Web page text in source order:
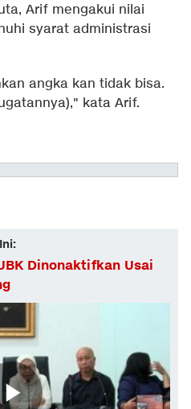
Arif mengakui nilai
syarat administrasi
angka kan tidak bisa.
kata Arif.
Dinonaktifkan Usai